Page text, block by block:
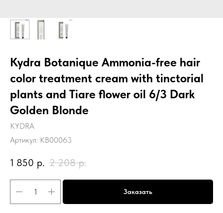
Kydra Botanique Ammonia-free hair
color treatment cream with tinctorial
plants and Tiare flower oil 6/3 Dark
Golden Blonde
KYDRA
Артикул: KB00063
1 850 р. 2 208 р.
Заказать